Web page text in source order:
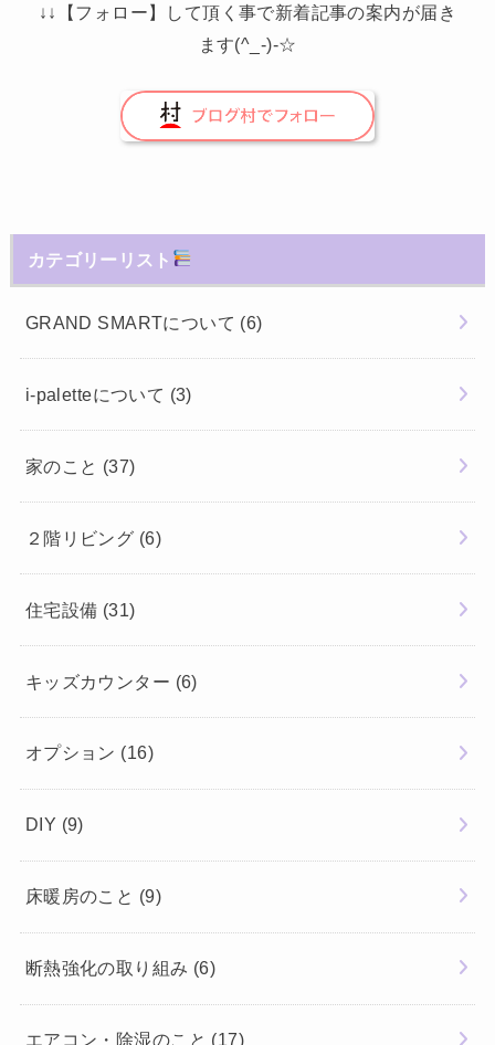
↓↓【フォロー】して頂く事で新着記事の案内が届き
ます(^_-)-☆
カテゴリーリスト
GRAND SMARTについて (6)
i-paletteについて (3)
家のこと (37)
２階リビング (6)
住宅設備 (31)
キッズカウンター (6)
オプション (16)
DIY (9)
床暖房のこと (9)
断熱強化の取り組み (6)
エアコン・除湿のこと (17)